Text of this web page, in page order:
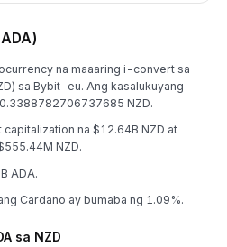
na maaaring i-convert sa
sa Bybit-eu. Ang kasalukuyang
NZD.
na $12.64B NZD at
NZD.
ADA.
Cardano ay bumaba ng 1.09%.
sa NZD